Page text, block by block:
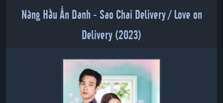
Nàng Hầu Ẩn Danh - Sao Chai Delivery / Love on
Delivery (2023)